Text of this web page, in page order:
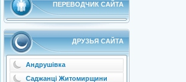
ПЕРЕВОДЧИК САЙТА
ДРУЗЬЯ САЙТА
Андрушівка
Саджанці Житомирщини